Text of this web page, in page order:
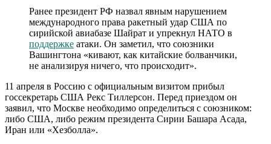
Ранее президент РФ назвал явным нарушением
международного права ракетный удар США по
сирийской авиабазе Шайрат и упрекнул НАТО в
поддержке атаки. Он заметил, что союзники
Вашингтона «кивают, как китайские болванчики,
не анализируя ничего, что происходит».
11 апреля в Россию с официальным визитом прибыл
госсекретарь США Рекс Тиллерсон. Перед приездом он
заявил, что Москве необходимо определиться с союзником:
либо США, либо режим президента Сирии Башара Асада,
Иран или «Хезболла».